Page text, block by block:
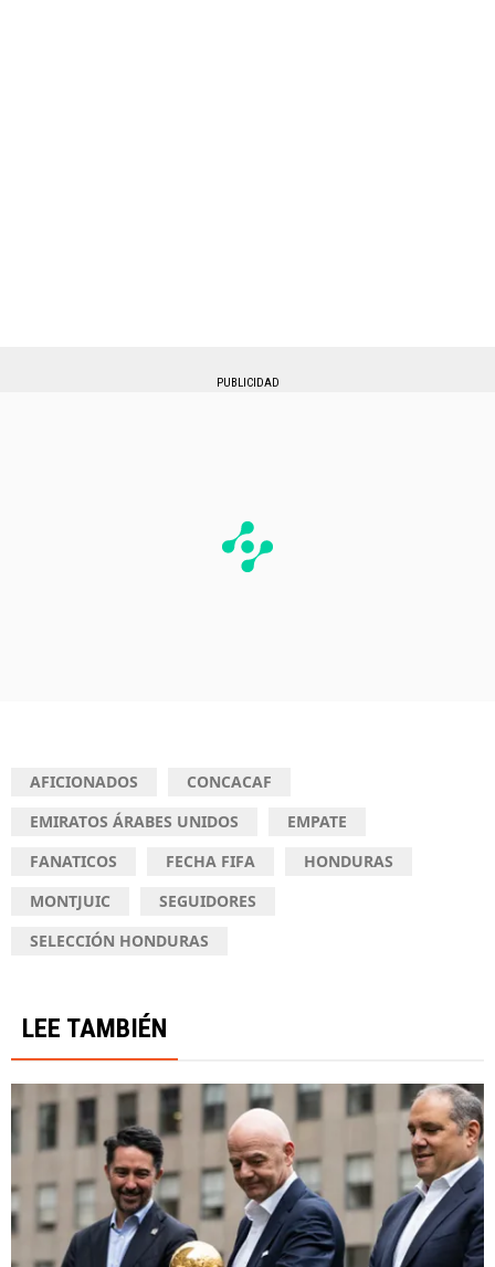
PUBLICIDAD
AFICIONADOS
CONCACAF
EMIRATOS ÁRABES UNIDOS
EMPATE
FANATICOS
FECHA FIFA
HONDURAS
MONTJUIC
SEGUIDORES
SELECCIÓN HONDURAS
LEE TAMBIÉN